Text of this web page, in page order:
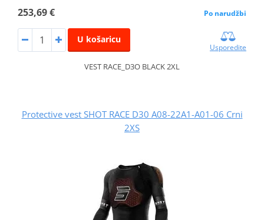
253,69 € Po narudžbi
U košaricu
Usporedite
VEST RACE_D3O BLACK 2XL
Protective vest SHOT RACE D30 A08-22A1-A01-06 Crni
2XS